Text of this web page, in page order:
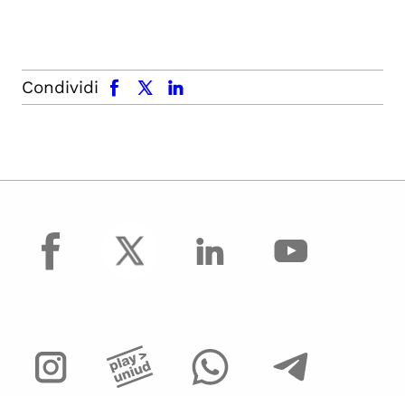
Condividi
facebook x.com linkedin
facebook